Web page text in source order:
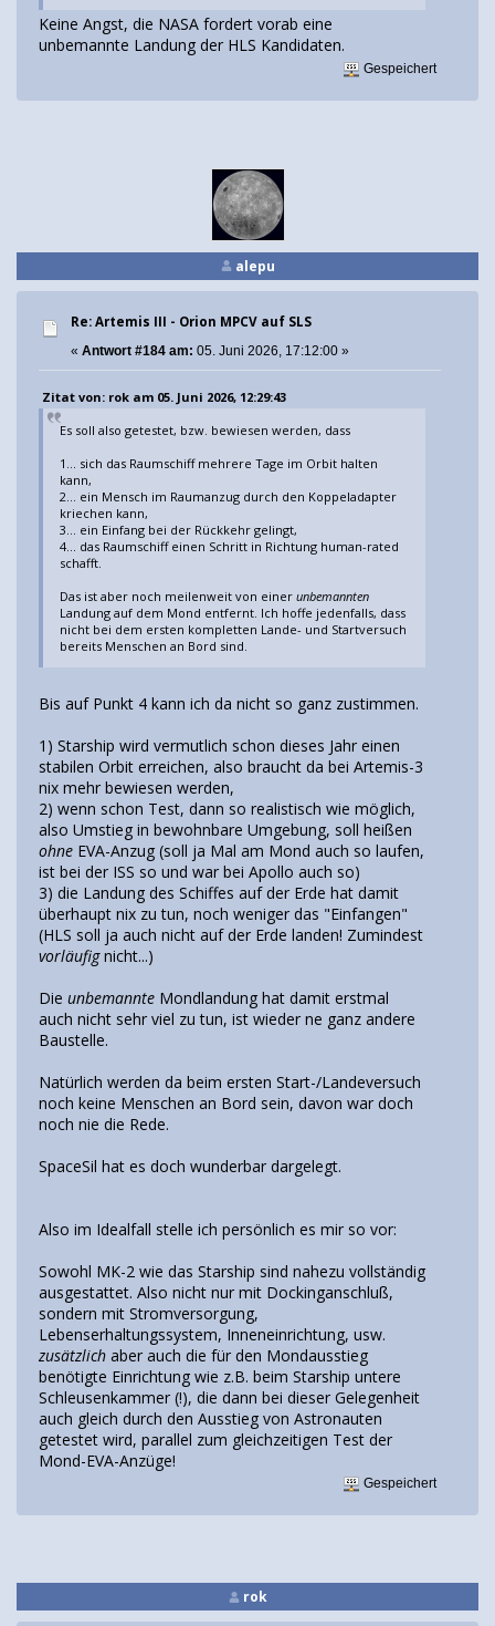
Keine Angst, die NASA fordert vorab eine
unbemannte Landung der HLS Kandidaten.
Gespeichert
alepu
Re: Artemis III - Orion MPCV auf SLS
« Antwort #184 am: 05. Juni 2026, 17:12:00 »
Zitat von: rok am 05. Juni 2026, 12:29:43
Es soll also getestet, bzw. bewiesen werden, dass
1... sich das Raumschiff mehrere Tage im Orbit halten
kann,
2... ein Mensch im Raumanzug durch den Koppeladapter
kriechen kann,
3... ein Einfang bei der Rückkehr gelingt,
4... das Raumschiff einen Schritt in Richtung human-rated
schafft.
Das ist aber noch meilenweit von einerunbemannten
Landung auf dem Mond entfernt. Ich hoffe jedenfalls, dass
nicht bei dem ersten kompletten Lande- und Startversuch
bereits Menschen an Bord sind.
Bis auf Punkt 4 kann ich da nicht so ganz zustimmen.
1) Starship wird vermutlich schon dieses Jahr einen
stabilen Orbit erreichen, also braucht da bei Artemis-3
nix mehr bewiesen werden,
2) wenn schon Test, dann so realistisch wie möglich,
also Umstieg in bewohnbare Umgebung, soll heißen
ohne EVA-Anzug (soll ja Mal am Mond auch so laufen,
ist bei der ISS so und war bei Apollo auch so)
3) die Landung des Schiffes auf der Erde hat damit
überhaupt nix zu tun, noch weniger das "Einfangen"
(HLS soll ja auch nicht auf der Erde landen! Zumindest
vorläufignicht...)
Die unbemannte Mondlandung hat damit erstmal
auch nicht sehr viel zu tun, ist wieder ne ganz andere
Baustelle.
Natürlich werden da beim ersten Start-/Landeversuch
noch keine Menschen an Bord sein, davon war doch
noch nie die Rede.
SpaceSil hat es doch wunderbar dargelegt.
Also im Idealfall stelle ich persönlich es mir so vor:
Sowohl MK-2 wie das Starship sind nahezu vollständig
ausgestattet. Also nicht nur mit Dockinganschluß,
sondern mit Stromversorgung,
Lebenserhaltungssystem, Inneneinrichtung, usw.
zusätzlich aber auch die für den Mondausstieg
benötigte Einrichtung wie z.B. beim Starship untere
Schleusenkammer (!), die dann bei dieser Gelegenheit
auch gleich durch den Ausstieg von Astronauten
getestet wird, parallel zum gleichzeitigen Test der
Mond-EVA-Anzüge!
Gespeichert
rok